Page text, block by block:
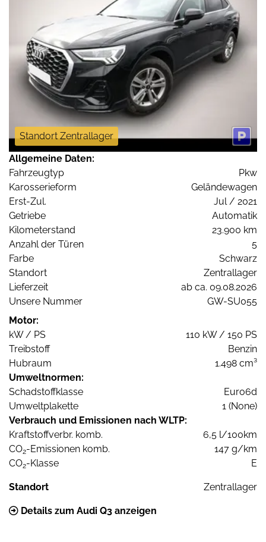
Standort Zentrallager
Allgemeine Daten:
Fahrzeugtyp
Pkw
Karosserieform
Geländewagen
Erst-Zul.
Jul / 2021
Getriebe
Automatik
Kilometerstand
23.900 km
Anzahl der Türen
5
Farbe
Schwarz
Standort
Zentrallager
Lieferzeit
ab ca. 09.08.2026
Unsere Nummer
GW-SU055
Motor:
kW / PS
110 kW / 150 PS
Treibstoff
Benzin
Hubraum
1.498 cm³
Umweltnormen:
Schadstoffklasse
Euro6d
Umweltplakette
1 (None)
Verbrauch und Emissionen nach WLTP:
Kraftstoffverbr. komb.
6,5 l/100km
CO2-Emissionen komb.
147 g/km
CO2-Klasse E
Standort Zentrallager
Details zum Audi Q3 anzeigen